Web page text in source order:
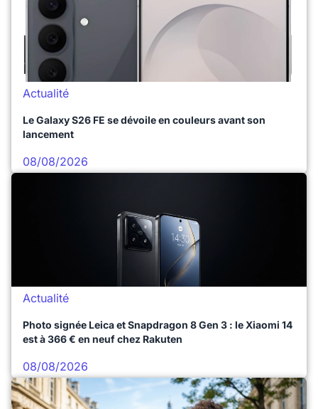
Actualité
Le Galaxy S26 FE se dévoile en couleurs avant son
lancement
08/08/2026
Actualité
Photo signée Leica et Snapdragon 8 Gen 3 : le Xiaomi 14
est à 366 € en neuf chez Rakuten
08/08/2026